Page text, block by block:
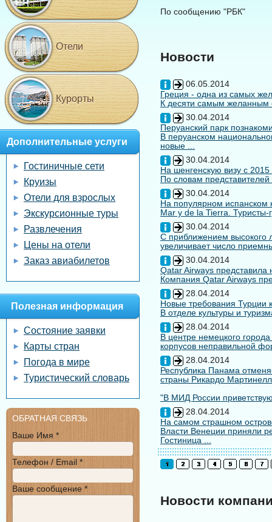
По сообщению "РБК"
Новости
06.05.2014
Греция - одна из самых
К десяти самым желанным
30.04.2014
Перуанский парк
В перуанском
новые ...
30.04.2014
На шенгенскую визу с 2015
По словам
30.04.2014
На популярном испанском
Mar y de la Tierra. Туристы-
30.04.2014
С приближением высокого
увеличивает число
30.04.2014
Qatar Airways
Компания Qatar Airways
28.04.2014
Новые требования Турции
В отделе культуры и
28.04.2014
В центре немецкого
корпусов неправильной
28.04.2014
Республика Панама
страны Рикардо
"В МИД России
28.04.2014
На самом страшном
Власти Венеции приняли
Гостиница ...
Новости
Отели
Курорты
Дополнительные услуги
Гостиничные сети
Круизы
Отели для взрослых
Экскурсионные туры
Развлечения
Цены на отели
Заказ авиабилетов
Полезная информация
Состояние заявки
Карты стран
Погода в мире
Туристический словарь
ОБРАТНАЯ СВЯЗЬ
Ваше Имя *
Телефон / Email *
Ваше сообщение *